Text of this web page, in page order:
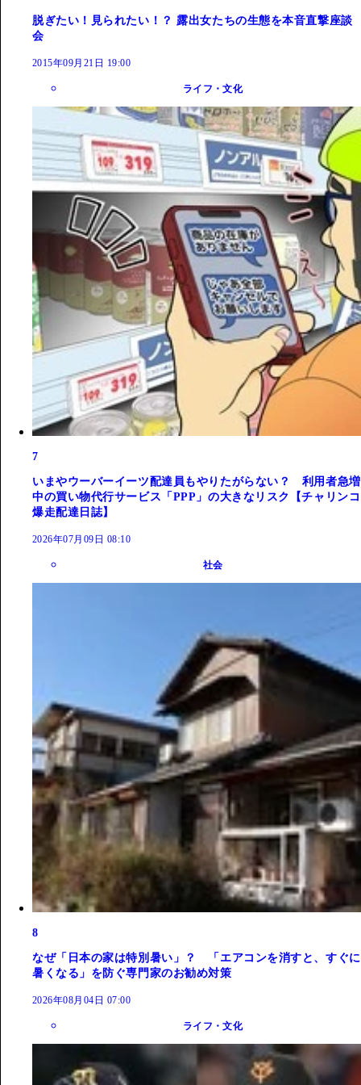
脱ぎたい！見られたい！？ 露出女たちの生態を本音直撃座談
会
2015年09月21日 19:00
ライフ・文化
7
いまやウーバーイーツ配達員もやりたがらない？ 利用者急増
中の買い物代行サービス「PPP」の大きなリスク【チャリンコ
爆走配達日誌】
2026年07月09日 08:10
社会
8
なぜ「日本の家は特別暑い」？ 「エアコンを消すと、すぐに
暑くなる」を防ぐ専門家のお勧め対策
2026年08月04日 07:00
ライフ・文化